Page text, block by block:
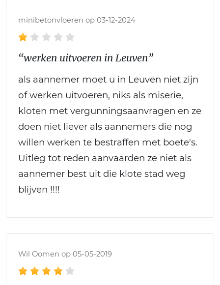
minibetonvloeren op 03-12-2024
“werken uitvoeren in Leuven”
als aannemer moet u in Leuven niet zijn
of werken uitvoeren, niks als miserie,
kloten met vergunningsaanvragen en ze
doen niet liever als aannemers die nog
willen werken te bestraffen met boete's.
Uitleg tot reden aanvaarden ze niet als
aannemer best uit die klote stad weg
blijven !!!!
Wil Oomen op 05-05-2019